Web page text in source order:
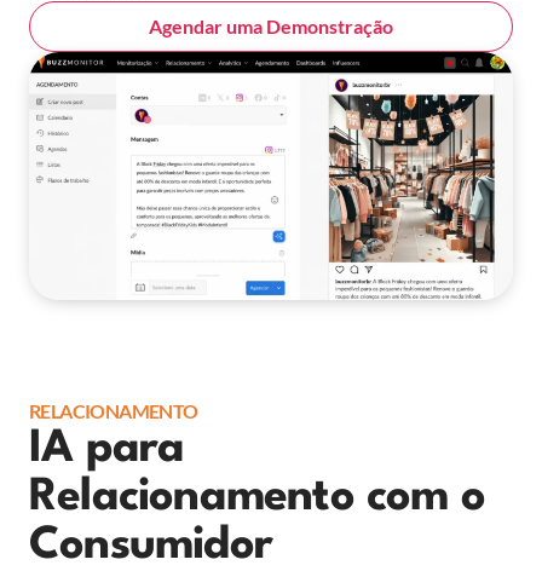
Agendar uma Demonstração
RELACIONAMENTO
IA para
Relacionamento com o
Consumidor